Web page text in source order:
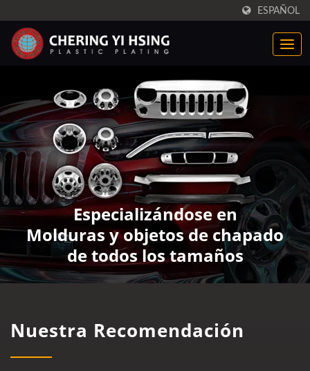
ESPAÑOL
Especializándose en
Molduras y objetos de chapado
de todos los tamaños
Nuestra Recomendación